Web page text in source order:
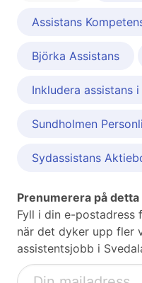
Assistans
Björka Assistans
Inkludera assistans
Sundholmen
Sydassistans
Prenumerera på
Fyll i din e-
när det dyker upp fler
assistentsjobb i